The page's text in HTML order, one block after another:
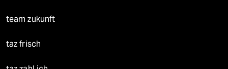
team zukunft
taz frisch